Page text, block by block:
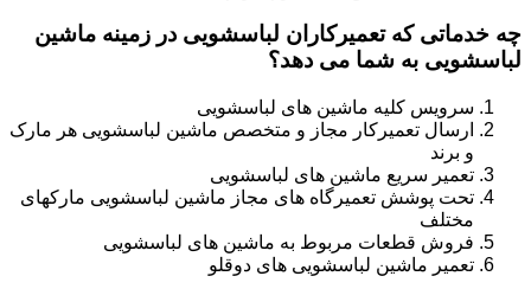
چه خدماتی که تعمیرکاران لباسشویی در زمینه ماشین
لباسشویی به شما می دهد؟
سرویس کلیه ماشین های لباسشویی
ارسال تعمیرکار مجاز و متخصص ماشین لباسشویی هر مارک
و برند
تعمیر سریع ماشین های لباسشویی
تحت پوشش تعمیرگاه های مجاز ماشین لباسشویی مارکهای
مختلف
فروش قطعات مربوط به ماشین های لباسشویی
تعمیر ماشین لباسشویی های دوقلو